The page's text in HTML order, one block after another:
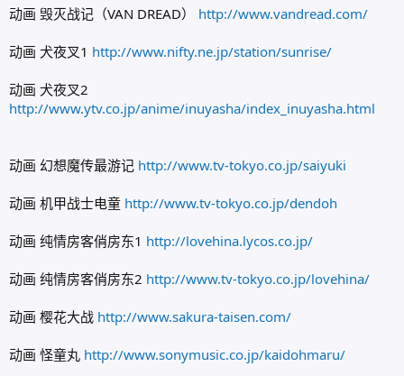
动画 毁灭战记（VAN DREAD） http://www.vandread.com/
动画 犬夜叉1 http://www.nifty.ne.jp/station/sunrise/
动画 犬夜叉2
http://www.ytv.co.jp/anime/inuyasha/index_inuyasha.html
动画 幻想魔传最游记 http://www.tv-tokyo.co.jp/saiyuki
动画 机甲战士电童 http://www.tv-tokyo.co.jp/dendoh
动画 纯情房客俏房东1 http://lovehina.lycos.co.jp/
动画 纯情房客俏房东2 http://www.tv-tokyo.co.jp/lovehina/
动画 樱花大战 http://www.sakura-taisen.com/
动画 怪童丸 http://www.sonymusic.co.jp/kaidohmaru/